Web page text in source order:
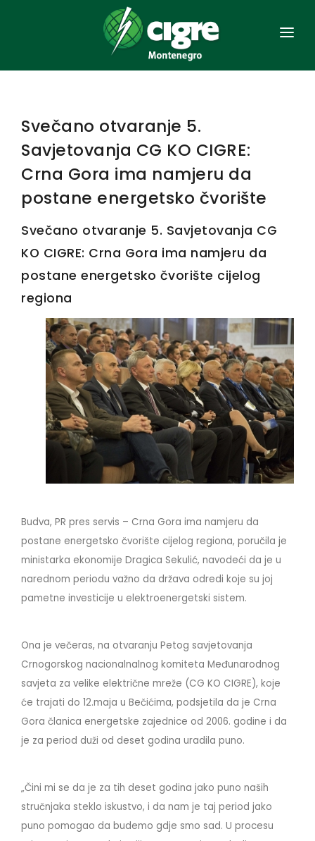
NASLOVNA
ORGANIZACIJA
ČLANSTVO
AKTA
SAVJETOVANJA
KONTAKT
LINKOVI
Svečano otvaranje 5.
Savjetovanja CG KO CIGRE:
Crna Gora ima namjeru da
postane energetsko čvorište
Svečano otvaranje 5. Savjetovanja CG
KO CIGRE: Crna Gora ima namjeru da
postane energetsko čvorište cijelog
regiona
Budva, PR pres servis – Crna Gora ima namjeru da
postane energetsko čvorište cijelog regiona, poručila je
ministarka ekonomije Dragica Sekulić, navodeći da je u
narednom periodu važno da država odredi koje su joj
pametne investicije u elektroenergetski sistem.
Ona je večeras, na otvaranju Petog savjetovanja
Crnogorskog nacionalnalnog komiteta Međunarodnog
savjeta za velike električne mreže (CG KO CIGRE), koje
će trajati do 12.maja u Bečićima, podsjetila da je Crna
Gora članica energetske zajednice od 2006. godine i da
je za period duži od deset godina uradila puno.
„Čini mi se da je za tih deset godina jako puno naših
stručnjaka steklo iskustvo, i da nam je taj period jako
puno pomogao da budemo gdje smo sad. U procesu